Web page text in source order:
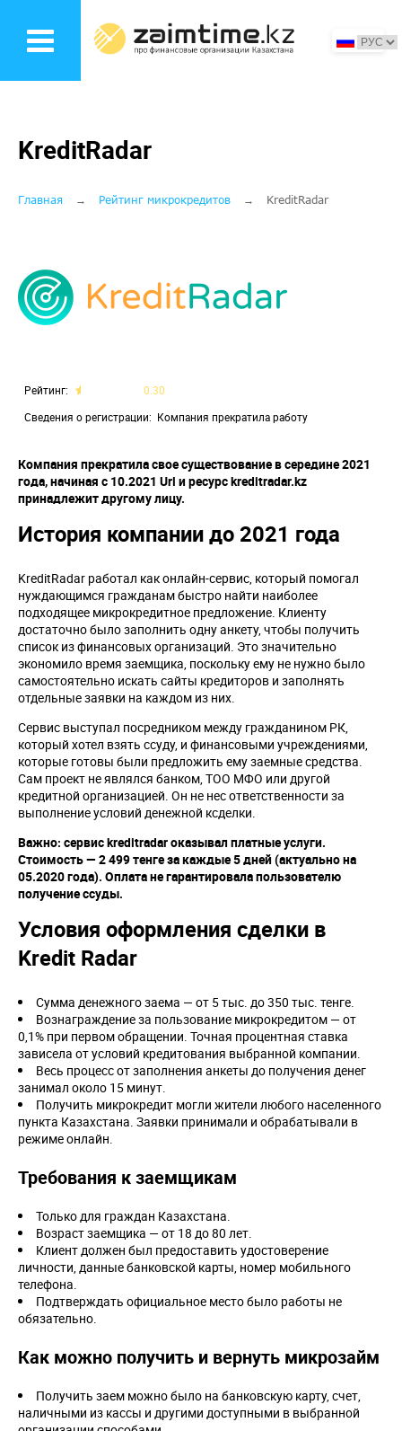
основному
KreditRadar
Строка
Главная Рейтинг микрокредитов KreditRadar
Рейтинг
0.30
Сведения о регистрации
Компания прекратила работу
Компания прекратила свое существование в середине 2021
года, начиная с 10.2021 Url и ресурс kreditradar.kz
принадлежит другому лицу.
История компании до 2021 года
KreditRadar работал как онлайн-сервис, который помогал
нуждающимся гражданам быстро найти наиболее
подходящее микрокредитное предложение. Клиенту
достаточно было заполнить одну анкету, чтобы получить
список из финансовых организаций. Это значительно
экономило время заемщика, поскольку ему не нужно было
самостоятельно искать сайты кредиторов и заполнять
отдельные заявки на каждом из них.
Сервис выступал посредником между гражданином РК,
который хотел взять ссуду, и финансовыми учреждениями,
которые готовы были предложить ему заемные средства.
Сам проект не являлся банком, ТОО МФО или другой
кредитной организацией. Он не нес ответственности за
выполнение условий денежной ксделки.
Важно: сервис kreditradar оказывал платные услуги.
Стоимость — 2 499 тенге за каждые 5 дней (актуально на
05.2020 года). Оплата не гарантировала пользователю
получение ссуды.
Условия оформления сделки в
Kredit Radar
Сумма денежного заема — от 5 тыс. до 350 тыс. тенге.
Вознаграждение за пользование микрокредитом — от
0,1% при первом обращении. Точная процентная ставка
зависела от условий кредитования выбранной компании.
Весь процесс от заполнения анкеты до получения денег
занимал около 15 минут.
Получить микрокредит могли жители любого населенного
пункта Казахстана. Заявки принимали и обрабатывали в
режиме онлайн.
Требования к заемщикам
Только для граждан Казахстана.
Возраст заемщика — от 18 до 80 лет.
Клиент должен был предоставить удостоверение
личности, данные банковской карты, номер мобильного
телефона.
Подтверждать официальное место было работы не
обязательно.
Как можно получить и вернуть микрозайм
Получить заем можно было на банковскую карту, счет,
наличными из кассы и другими доступными в выбранной